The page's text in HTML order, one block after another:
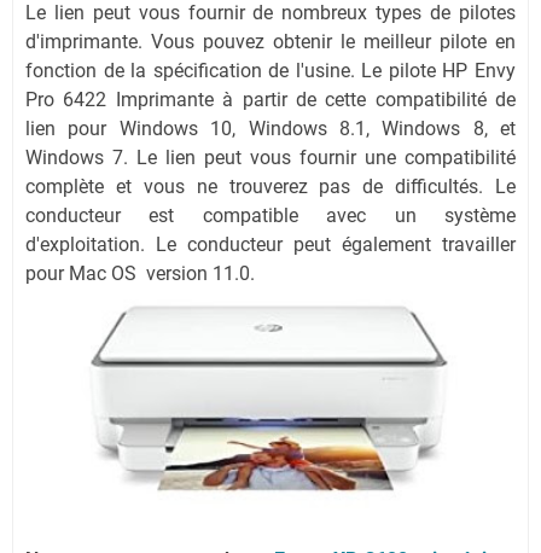
Le lien peut vous fournir de nombreux types de pilotes
d'imprimante. Vous pouvez obtenir le meilleur pilote en
fonction de la spécification de l'usine. Le pilote HP Envy
Pro 6422 Imprimante à partir de cette compatibilité de
lien pour Windows 10, Windows 8.1, Windows 8, et
Windows 7. Le lien peut vous fournir une compatibilité
complète et vous ne trouverez pas de difficultés. Le
conducteur est compatible avec un système
d'exploitation. Le conducteur peut également travailler
pour Mac OS version 11.0.